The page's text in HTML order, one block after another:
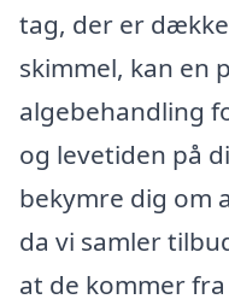
tag, der er
skimmel, kan en
algebehandling
og levetiden på
bekymre dig om
da vi samler
at de kommer